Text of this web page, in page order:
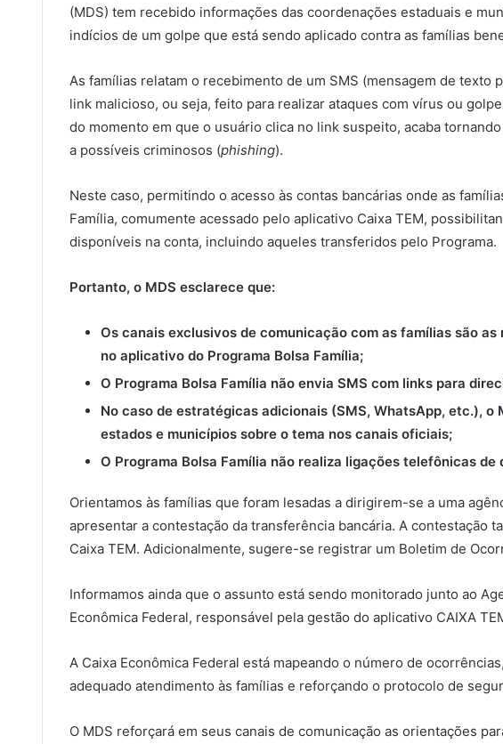
(MDS) tem recebido informações das coordenações estaduais e
indícios de um golpe que está sendo aplicado contra as famílias
As famílias relatam o recebimento de um SMS (mensagem de texto
link malicioso, ou seja, feito para realizar ataques com vírus ou
do momento em que o usuário clica no link suspeito, acaba
a possíveis criminosos (phishing).
Neste caso, permitindo o acesso às contas bancárias onde as
Família, comumente acessado pelo aplicativo Caixa TEM,
disponíveis na conta, incluindo aqueles transferidos pelo Programa.
Portanto, o MDS esclarece que:
Os canais exclusivos de comunicação com as famílias são
no aplicativo do Programa Bolsa Família;
O Programa Bolsa Família não envia SMS com links para
No caso de estratégicas adicionais (SMS, WhatsApp, etc.), o
estados e municípios sobre o tema nos canais oficiais;
O Programa Bolsa Família não realiza ligações telefônicas de
Orientamos às famílias que foram lesadas a dirigirem-se a uma
apresentar a contestação da transferência bancária. A contestação
Caixa TEM. Adicionalmente, sugere-se registrar um Boletim de
Informamos ainda que o assunto está sendo monitorado junto ao
Econômica Federal, responsável pela gestão do aplicativo CAIXA
A Caixa Econômica Federal está mapeando o número de
adequado atendimento às famílias e reforçando o protocolo de
O MDS reforçará em seus canais de comunicação as orientações